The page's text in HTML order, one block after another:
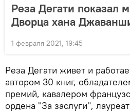
Реза Дегати показал
Дворца хана
1 февраля 2021, 19:45
Реза Дегати живет и
автором 30 книг,
премий, кавалером
ордена "За заслуги",